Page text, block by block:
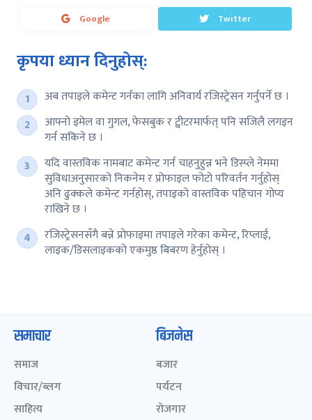
Google Twitter
कृपया ध्यान दिनुहोस्:
अब तपाइले कमेन्ट गर्नका लागि अनिवार्य रजिस्ट्रेसन गर्नुपर्ने छ ।
आफ्नो इमेल वा गुगल, फेसबुक र ट्वीटरमार्फत् पनि सजिलै लगइन
गर्न सकिने छ ।
यदि वास्तविक नामबाट कमेन्ट गर्न चाहनुहुन्न भने डिस्प्ले नेममा
सुविधाअनुसारको निकनेम र प्रोफाइल फोटो परिवर्तन गर्नुहोस्
अनि ढुक्कले कमेन्ट गर्नहोस्, तपाइको वास्तविक पहिचान गोप्य
राखिने छ ।
रजिस्ट्रेसनसँगै बन्ने प्रोफाइमा तपाइले गरेका कमेन्ट, रिप्लाई,
लाइक/डिसलाइकको एकमुष्ठ बिबरण हेर्नुहोस् ।
समाचार
समाज
विचार/ब्लग
साहित्य
बिजनेस
बजार
पर्यटन
रोजगार